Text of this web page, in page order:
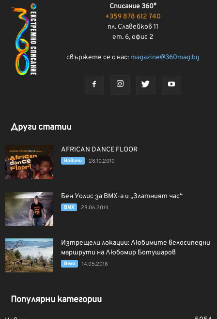
Списание 360°
+359 878 612 740
пл. Славейков 11
ет. 6, офис 2
свържете се с нас: magazine@360mag.bg
Други статии
AFRICAN DANCE FLOOR
Новини 28.10.2010
Бен Уолис за BMX-а и „Златният час“
BMX 28.06.2014
Изтрещели локации: Любимите велосипедни
маршрути на Любомир Ботушаров
Вело 14.05.2018
Популярни категории